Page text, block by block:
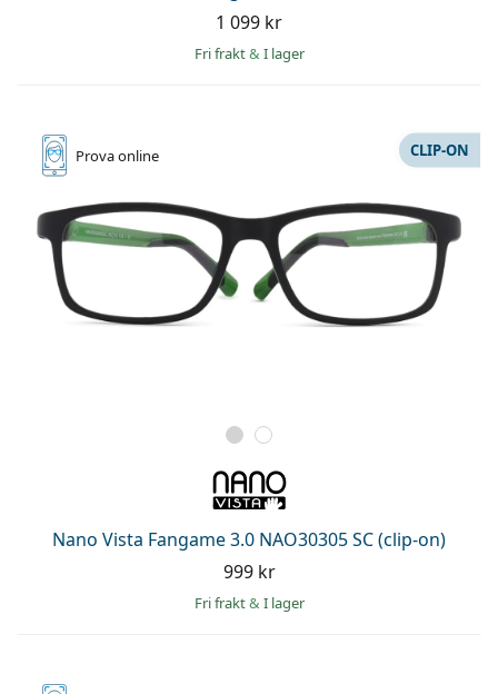
1 099 kr
Fri frakt& I lager
Prova online
Nano Vista Fangame 3.0 NAO30305 SC (clip-on)
CLIP-ON
999 kr
Fri frakt& I lager